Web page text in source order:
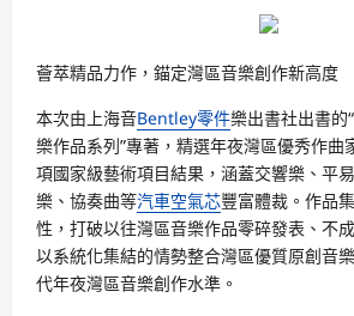
薈萃精品力作，錨定灣區音樂創作新高度
本次由上海音Bentley零件樂出書社出書的
樂作品系列”專著，精選年夜灣區優秀作曲
項國家級藝術項目結果，涵蓋交響樂、平
樂、協奏曲等汽車空氣芯豐富體裁。作品
性，打破以往灣區音樂作品零碎發表、不
以系統化集結的情勢整合灣區優質原創音
代年夜灣區音樂創作水準。